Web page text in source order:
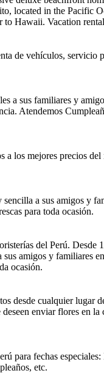
located in the Pacific
to Hawaii. Vacation
de vehículos, servicio
a sus familiares y
Atendemos
a los mejores precios
a sus amigos y
para toda ocasión.
del Perú. Desde
amigos y familiares
ocasión.
desde cualquier lugar
enviar flores en
para fechas
etc.